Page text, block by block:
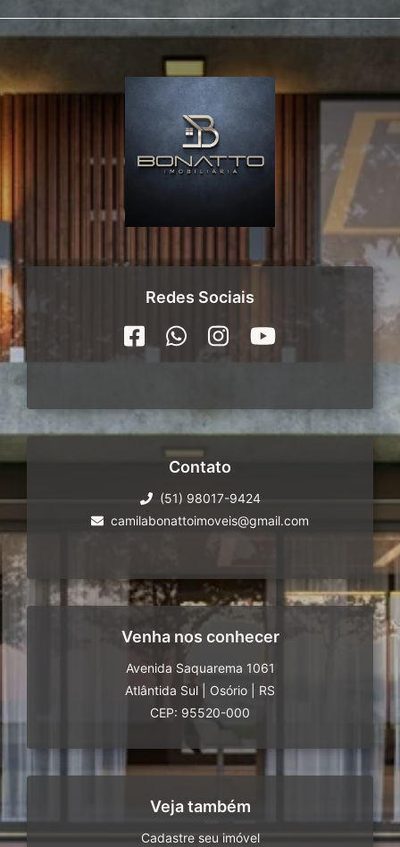
Redes Sociais
Contato
(51) 98017-9424
camilabonattoimoveis@gmail.com
Venha nos conhecer
Avenida Saquarema 1061
Atlântida Sul
Osório
RS
CEP: 95520-000
Veja também
Cadastre seu imóvel